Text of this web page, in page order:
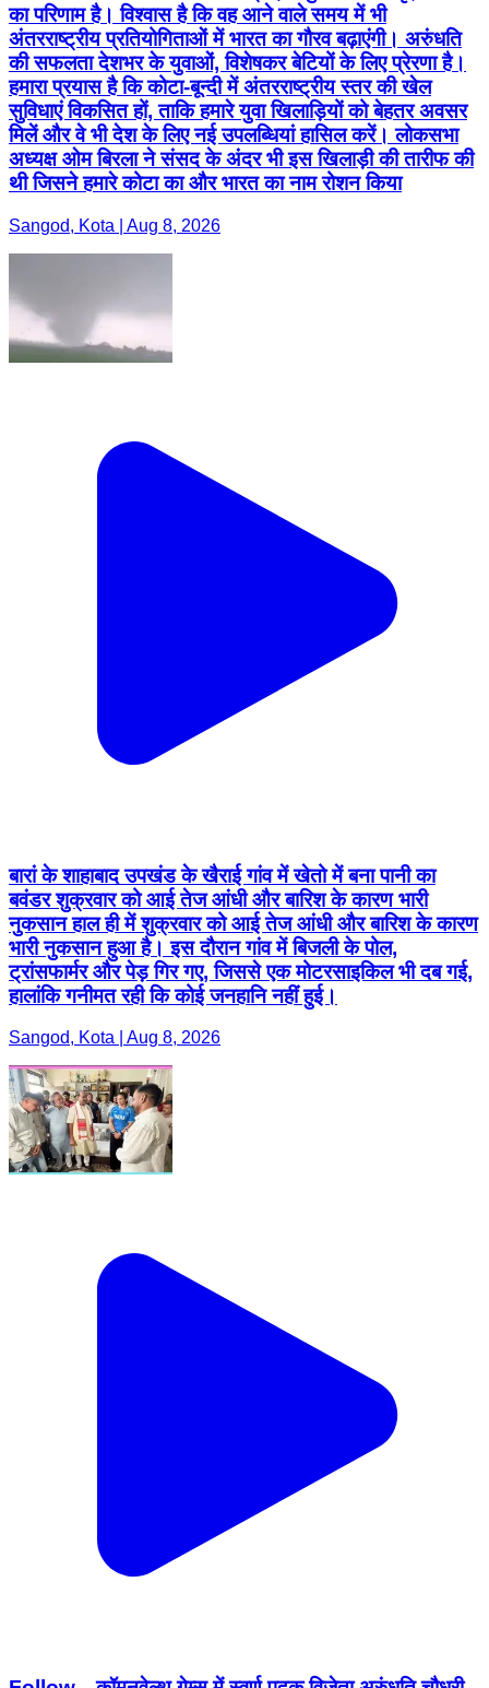
का परिणाम है। विश्वास है कि वह आने वाले समय में भी
अंतरराष्ट्रीय प्रतियोगिताओं में भारत का गौरव बढ़ाएंगी। अरुंधति
की सफलता देशभर के युवाओं, विशेषकर बेटियों के लिए प्रेरणा है।
हमारा प्रयास है कि कोटा-बून्दी में अंतरराष्ट्रीय स्तर की खेल
सुविधाएं विकसित हों, ताकि हमारे युवा खिलाड़ियों को बेहतर अवसर
मिलें और वे भी देश के लिए नई उपलब्धियां हासिल करें। लोकसभा
अध्यक्ष ओम बिरला ने संसद के अंदर भी इस खिलाड़ी की तारीफ की
थी जिसने हमारे कोटा का और भारत का नाम रोशन किया
Sangod, Kota | Aug 8, 2026
बारां के शाहाबाद उपखंड के खैराई गांव में खेतो में बना पानी का
बवंडर शुक्रवार को आई तेज आंधी और बारिश के कारण भारी
नुकसान हाल ही में शुक्रवार को आई तेज आंधी और बारिश के कारण
भारी नुकसान हुआ है। इस दौरान गांव में बिजली के पोल,
ट्रांसफार्मर और पेड़ गिर गए, जिससे एक मोटरसाइकिल भी दब गई,
हालांकि गनीमत रही कि कोई जनहानि नहीं हुई।
Sangod, Kota | Aug 8, 2026